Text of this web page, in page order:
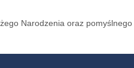
Narodzenia oraz pomyślnego